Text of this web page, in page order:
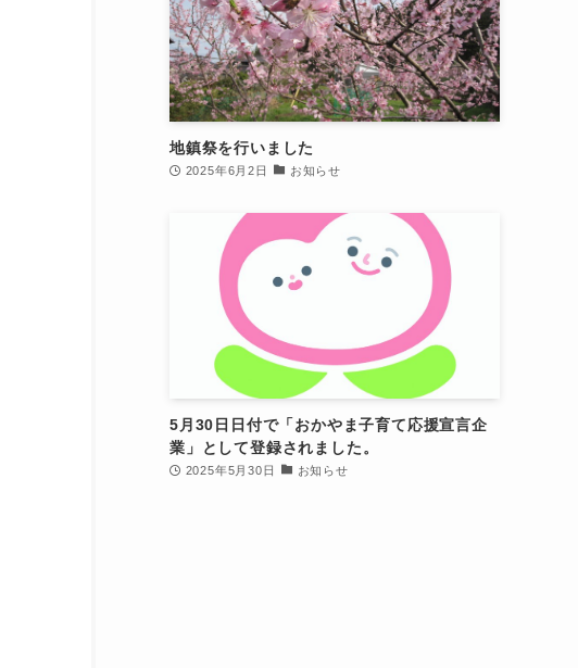
地鎮祭を行いました
2025年6月2日 お知らせ
5月30日日付で「おかやま子育て応援宣言企
業」として登録されました。
2025年5月30日 お知らせ